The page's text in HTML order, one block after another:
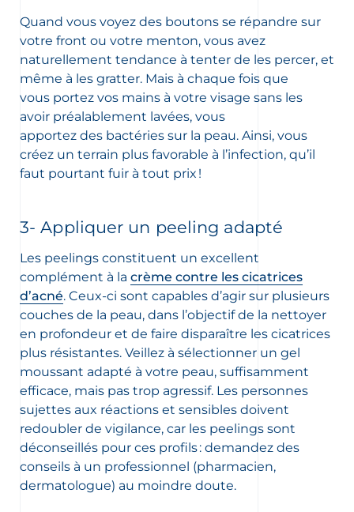
Quand vous voyez des boutons se répandre sur
votre front ou votre menton, vous avez
naturellement tendance à tenter de les percer, et
même à les gratter. Mais à chaque fois que
vous portez vos mains à votre visage sans les
avoir préalablement lavées, vous
apportez des bactéries sur la peau. Ainsi, vous
créez un terrain plus favorable à l’infection, qu’il
faut pourtant fuir à tout prix !
3- Appliquer un peeling adapté
Les peelings constituent un excellent
complément à la crème contre les cicatrices
d’acné. Ceux-ci sont capables d’agir sur plusieurs
couches de la peau, dans l’objectif de la nettoyer
en profondeur et de faire disparaître les cicatrices
plus résistantes. Veillez à sélectionner un gel
moussant adapté à votre peau, suffisamment
efficace, mais pas trop agressif. Les personnes
sujettes aux réactions et sensibles doivent
redoubler de vigilance, car les peelings sont
déconseillés pour ces profils : demandez des
conseils à un professionnel (pharmacien,
dermatologue) au moindre doute.